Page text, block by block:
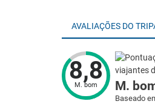
AVALIAÇÕES DO
8,8
M. bom M.
Baseado